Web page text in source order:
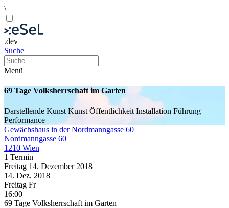
\
.dev
Suche
Menü
69 Tage Volksherrschaft im Garten
Darstellende Kunst Kunst Öffentlichkeit Installation Führung
Performance
Gewächshaus in der Nordmanngasse 60
Nordmanngasse 60
1210 Wien
1 Termin
Freitag 14. Dezember 2018
14. Dez. 2018
Freitag Fr
16:00
69 Tage Volksherrschaft im Garten